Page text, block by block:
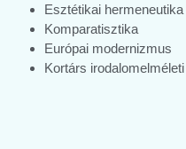
Esztétikai hermeneutika
Komparatisztika
Európai modernizmus
Kortárs